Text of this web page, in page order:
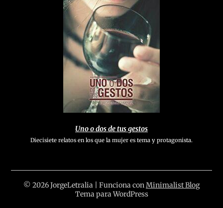
Uno o dos de tus gestos
Diecisiete relatos en los que la mujer es tema y protagonista.
© 2026 JorgeLetralia | Funciona conMinimalist Blog
Tema para WordPress